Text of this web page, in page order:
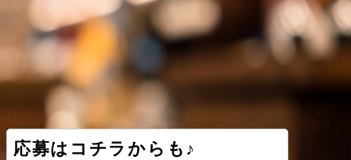
応募はコチラからも♪